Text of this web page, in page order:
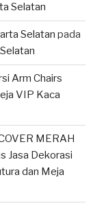
Selatan
Selatan pada
Arm Chairs
VIP Kaca
MERAH
Jasa Dekorasi
dan Meja